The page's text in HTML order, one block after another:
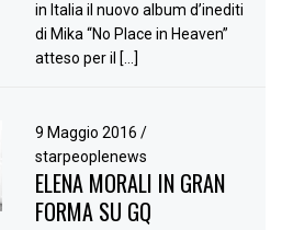
in Italia il nuovo album d’inediti
di Mika “No Place in Heaven”
atteso per il […]
9 Maggio 2016 /
starpeoplenews
ELENA MORALI IN GRAN
FORMA SU GQ